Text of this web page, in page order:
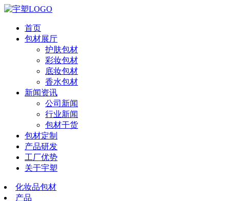
首页
包材展厅
护肤包材
彩妆包材
底妆包材
香水包材
新闻资讯
公司新闻
行业新闻
包材干货
包材定制
产品研发
工厂优势
关于宇塑
化妆品包材
产品